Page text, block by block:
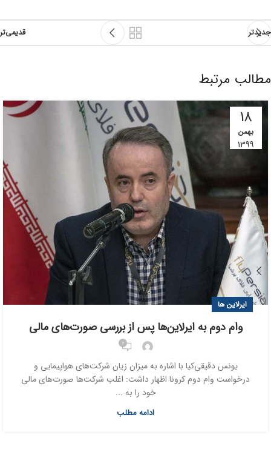
جدیدتر قدیمی‌تر
مطالب مرتبط
18
بهمن
1399
ایرلاین ها
وام دوم به ایرلاین‌ها پس از بررسی صورت‌های مالی
0
یونس دقیقی‌کیا با اشاره به میزان زیان شرکت‌های هواپیمایی و
درخواست وام دوم کرونا اظهار داشت: اغلب شرکت‌ها صورت‌های مالی
خود را به ...
ادامه مطلب